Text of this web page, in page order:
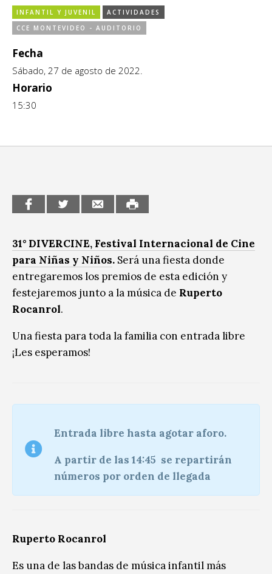
CCE en el interior/libros
Exposiciones
Formación
Género y Diversidad
Infantil y Juvenil
Sin categoría
INFANTIL Y JUVENIL
ACTIVIDADES
CCE MONTEVIDEO - AUDITORIO
Fecha
Sábado, 27 de agosto de 2022.
Horario
15:30
31° DIVERCINE, Festival Internacional de Cine
para Niñas y Niños. Será una fiesta donde
entregaremos los premios de esta edición y
festejaremos junto a la música de Ruperto
Rocanrol.
Una fiesta para toda la familia con entrada libre
¡Les esperamos!
Entrada libre hasta agotar aforo.
A partir de las 14:45 se repartirán
números por orden de llegada
Ruperto Rocanrol
Es una de las bandas de música infantil más